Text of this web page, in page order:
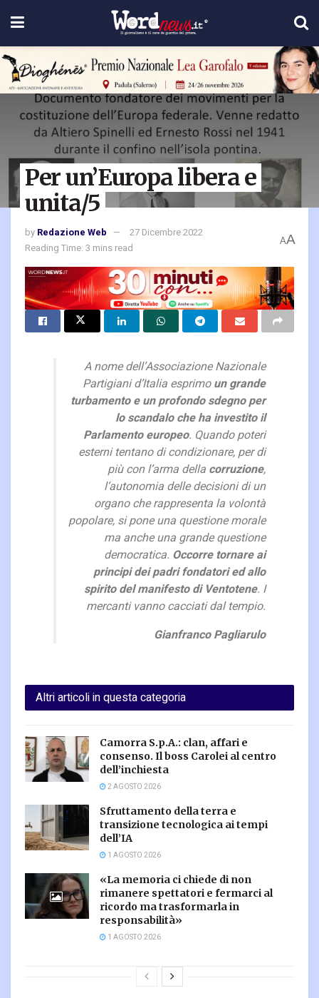
Per un’Europa libera e
unita/5
by Redazione Web
27 Dicembre 2022
Reading Time: 3 mins read
AA
A nome dell’Associazione Nazionale
Partigiani d’Italia esprimoun grande
turbamento e un profondo sdegno per
lo scandalo che ha investito il
Parlamento europeo. Quando poteri
esterni tentano di condizionare, per di
più con l’arma della corruzione,
l’autonomia delle decisioni di un
organo che rappresenta la volontà
popolare, si pone una questione morale
ma anche una grande questione
democratica. Occorre tornare ai
principi dei padri fondatori ed allo
spirito del manifesto di Ventotene. I
mercanti vanno cacciati dal tempio.
Gianfranco Pagliarulo
Altri articoli in questa categoria
Camorra S.p.A.: clan, affari e
consenso. Il boss Carolei al centro
dell’inchiesta
2 AGOSTO 2026
Sfruttamento della terra e
transizione tecnologica ai tempi
dell’IA
1 AGOSTO 2026
«La memoria ci chiede di non
rimanere spettatori e fermarci al
ricordo ma trasformarla in
responsabilità»
1 AGOSTO 2026